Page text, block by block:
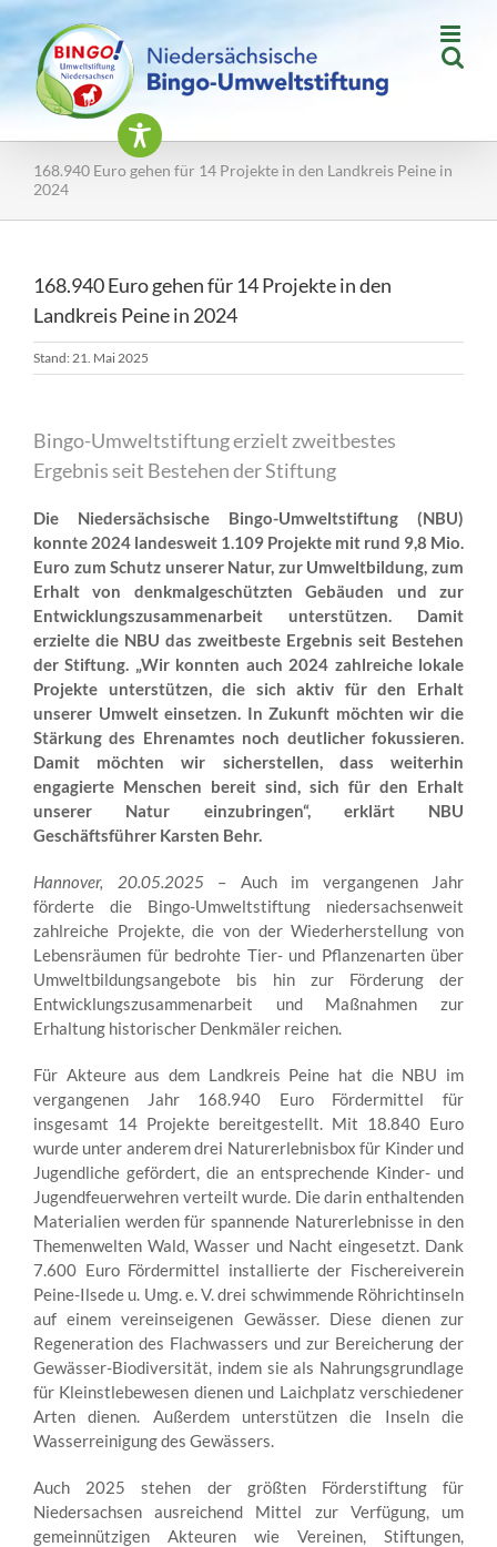
Zum
springen
168.940 Euro gehen für 14 Projekte in den Landkreis Peine in
2024
168.940 Euro gehen für 14 Projekte in den
Landkreis Peine in 2024
Stand: 21. Mai 2025
Bingo-Umweltstiftung erzielt zweitbestes
Ergebnis seit Bestehen der Stiftung
Die Niedersächsische Bingo-Umweltstiftung (NBU)
konnte 2024 landesweit 1.109 Projekte mit rund 9,8 Mio.
Euro zum Schutz unserer Natur, zur Umweltbildung, zum
Erhalt von denkmalgeschützten Gebäuden und zur
Entwicklungszusammenarbeit unterstützen. Damit
erzielte die NBU das zweitbeste Ergebnis seit Bestehen
der Stiftung. „Wir konnten auch 2024 zahlreiche lokale
Projekte unterstützen, die sich aktiv für den Erhalt
unserer Umwelt einsetzen. In Zukunft möchten wir die
Stärkung des Ehrenamtes noch deutlicher fokussieren.
Damit möchten wir sicherstellen, dass weiterhin
engagierte Menschen bereit sind, sich für den Erhalt
unserer Natur einzubringen“, erklärt NBU
Geschäftsführer Karsten Behr.
Hannover, 20.05.2025 – Auch im vergangenen Jahr
förderte die Bingo-Umweltstiftung niedersachsenweit
zahlreiche Projekte, die von der Wiederherstellung von
Lebensräumen für bedrohte Tier- und Pflanzenarten über
Umweltbildungsangebote bis hin zur Förderung der
Entwicklungszusammenarbeit und Maßnahmen zur
Erhaltung historischer Denkmäler reichen.
Für Akteure aus dem Landkreis Peine hat die NBU im
vergangenen Jahr 168.940 Euro Fördermittel für
insgesamt 14 Projekte bereitgestellt. Mit 18.840 Euro
wurde unter anderem drei Naturerlebnisbox für Kinder und
Jugendliche gefördert, die an entsprechende Kinder- und
Jugendfeuerwehren verteilt wurde. Die darin enthaltenden
Materialien werden für spannende Naturerlebnisse in den
Themenwelten Wald, Wasser und Nacht eingesetzt. Dank
7.600 Euro Fördermittel installierte der Fischereiverein
Peine-Ilsede u. Umg. e. V. drei schwimmende Röhrichtinseln
auf einem vereinseigenen Gewässer. Diese dienen zur
Regeneration des Flachwassers und zur Bereicherung der
Gewässer-Biodiversität, indem sie als Nahrungsgrundlage
für Kleinstlebewesen dienen und Laichplatz verschiedener
Arten dienen. Außerdem unterstützen die Inseln die
Wasserreinigung des Gewässers.
Auch 2025 stehen der größten Förderstiftung für
Niedersachsen ausreichend Mittel zur Verfügung, um
gemeinnützigen Akteuren wie Vereinen, Stiftungen,